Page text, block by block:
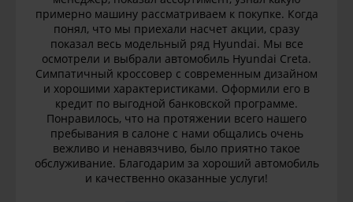
примерно машину рассматриваем к покупке. Когда
понял, что мы приехали насчет акции, сразу
показал весь модельный ряд Hyundai. Мы все
осмотрели и выбрали автомобиль Hyundai Creta.
Симпатичный кроссовер с современным дизайном
и хорошими характеристиками. Оформили его в
кредит по выгодной банковской программе.
Понравилось, что на протяжении всего нашего
пребывания в салоне с нами общались очень
вежливо и ненавязчиво, было приятно такое
обслуживание. Благодарим за хороший автомобиль
и качественно оказанные услуги!